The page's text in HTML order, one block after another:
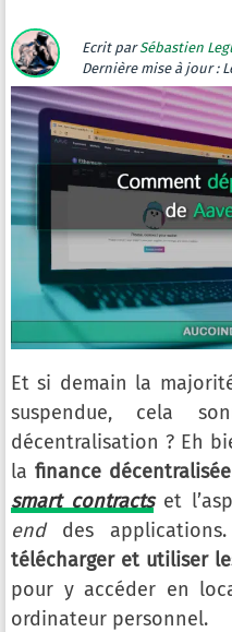
Ecrit parSébastien
Dernière mise à jour :
Et si demain la
suspendue, cela
décentralisation ? Eh
la finance décentralisée
smart contractset
enddes
télécharger et utiliser
pour y accéder en
ordinateur personnel.